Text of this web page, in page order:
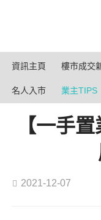
資訊主頁 樓市成交
名人入市 業主TIPS
【一手
2021-12-07